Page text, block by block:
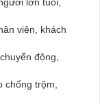
viên, khách
động,
chống trộm,